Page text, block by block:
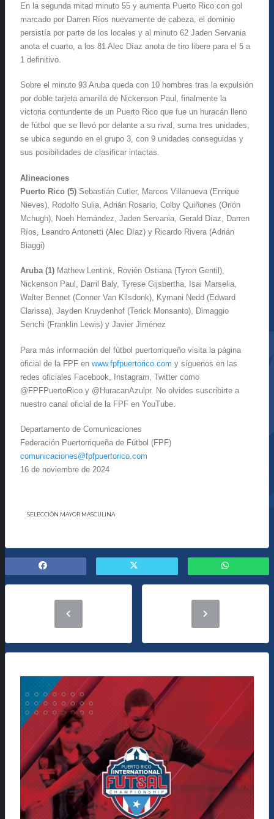
En la segunda mitad minuto 55 y aumenta Puerto Rico con gol
marcado por Darren Ríos nuevamente de cabeza, el dominio
persistía por parte de los locales y al minuto 62 Jaden Servania
anota el cuarto, a los 81 Alec Díaz anota de tiro libere para el 5 a
1 definitivo.
Sobre el minuto 93 Aruba queda con 10 hombres tras la expulsión
por doble tarjeta amarilla de Nickenson Paul, finalmente la
victoria contundente de un Puerto Rico que fue un huracán lleno
de fútbol que se llevó por delante a su rival, suma tres unidades,
se ubica segundo en el grupo 3, con 9 unidades conseguidas y
sus posibilidades de clasificar intactas.
Alineaciones
Puerto Rico (5) Sebastián Cutler, Marcos Villanueva (Enrique
Nieves), Rodolfo Sulia, Adrián Rosario, Colby Quiñones (Orión
Mchugh), Noeh Hernández, Jaden Servania, Gerald Díaz, Darren
Ríos, Leandro Antonetti (Alec Díaz) y Ricardo Rivera (Adrián
Biaggi)
Aruba (1) Mathew Lentink, Rovién Ostiana (Tyron Gentil),
Nickenson Paul, Darril Baly, Tyrese Gijsbertha, Isai Marselia,
Walter Bennet (Conner Van Kilsdonk), Kymani Nedd (Edward
Clarissa), Jayden Kruydenhof (Terick Monsanto), Dimaggio
Senchi (Franklin Lewis) y Javier Jiménez
Para más información del fútbol puertorriqueño visita la página
oficial de la FPF en www.fpfpuertorico.com y síguenos en las
redes oficiales Facebook, Instagram, Twitter como
@FPFPuertoRico y @HuracanAzulpr. No olvides suscribirte a
nuestro canal oficial de la FPF en YouTube.
Departamento de Comunicaciones
Federación Puertorriqueña de Fútbol (FPF)
comunicaciones@fpfpuertorico.com
16 de noviembre de 2024
SELECCIÓN MAYOR MASCULINA